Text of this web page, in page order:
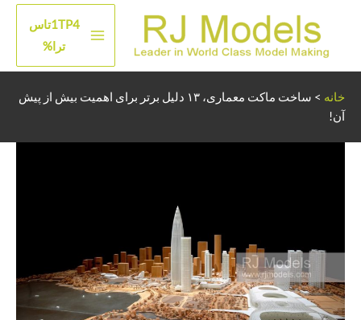
1TP4تاس
ترا%
خانه >
ساخت ماکت معماری، ۱۳ دلیل برتر برای اهمیت بیش از پیش
آن!